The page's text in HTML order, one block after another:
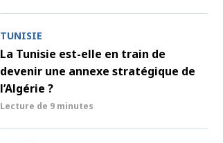
TUNISIE
La Tunisie est-elle en train de
devenir une annexe stratégique de
l’Algérie ?
Lecture de 9 minutes